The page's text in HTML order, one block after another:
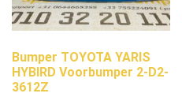
Bumper TOYOTA YARIS
HYBIRD Voorbumper 2-D2-
3612Z